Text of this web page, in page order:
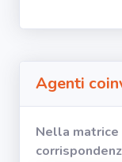
infografica
Segnala dati
rilevati in
Agenti
Nella